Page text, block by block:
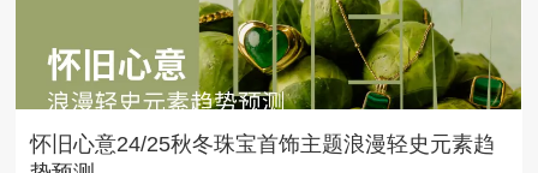
怀旧心意24/25秋冬珠宝首饰主题浪漫轻史元素趋